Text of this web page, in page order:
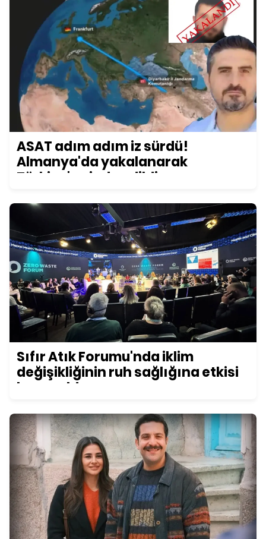
ASAT adım adım iz sürdü!
Almanya'da yakalanarak
Türkiye'ye iade edildi
Sıfır Atık Forumu'nda iklim
değişikliğinin ruh sağlığına etkisi
konuşuldu